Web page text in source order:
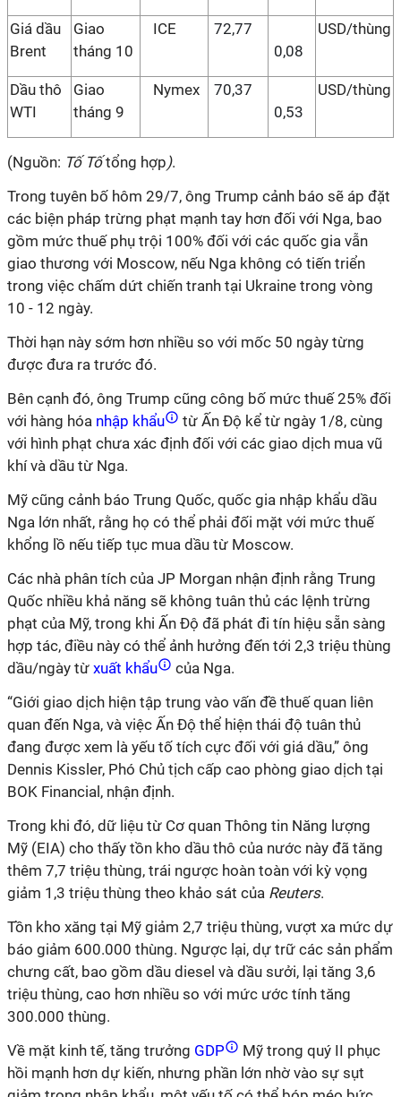
Giá dầu
Brent
Giao
tháng 10
ICE
72,77
0,08
USD/thùng
Dầu thô
WTI
Giao
tháng 9
Nymex
70,37
0,53
USD/thùng
(Nguồn: Tố Tốtổng hợp).
Trong tuyên bố hôm 29/7, ông Trump cảnh báo sẽ áp đặt
các biện pháp trừng phạt mạnh tay hơn đối với Nga, bao
gồm mức thuế phụ trội 100% đối với các quốc gia vẫn
giao thương với Moscow, nếu Nga không có tiến triển
trong việc chấm dứt chiến tranh tại Ukraine trong vòng
10 - 12 ngày.
Thời hạn này sớm hơn nhiều so với mốc 50 ngày từng
được đưa ra trước đó.
Bên cạnh đó, ông Trump cũng công bố mức thuế 25% đối
với hàng hóa nhập khẩu
từ Ấn Độ kể từ ngày 1/8, cùng
với hình phạt chưa xác định đối với các giao dịch mua vũ
khí và dầu từ Nga.
Mỹ cũng cảnh báo Trung Quốc, quốc gia nhập khẩu dầu
Nga lớn nhất, rằng họ có thể phải đối mặt với mức thuế
khổng lồ nếu tiếp tục mua dầu từ Moscow.
Các nhà phân tích của JP Morgan nhận định rằng Trung
Quốc nhiều khả năng sẽ không tuân thủ các lệnh trừng
phạt của Mỹ, trong khi Ấn Độ đã phát đi tín hiệu sẵn sàng
hợp tác, điều này có thể ảnh hưởng đến tới 2,3 triệu thùng
dầu/ngày từ xuất khẩu
của Nga.
“Giới giao dịch hiện tập trung vào vấn đề thuế quan liên
quan đến Nga, và việc Ấn Độ thể hiện thái độ tuân thủ
đang được xem là yếu tố tích cực đối với giá dầu,” ông
Dennis Kissler, Phó Chủ tịch cấp cao phòng giao dịch tại
BOK Financial, nhận định.
Trong khi đó, dữ liệu từ Cơ quan Thông tin Năng lượng
Mỹ (EIA) cho thấy tồn kho dầu thô của nước này đã tăng
thêm 7,7 triệu thùng, trái ngược hoàn toàn với kỳ vọng
giảm 1,3 triệu thùng theo khảo sát của Reuters.
Tồn kho xăng tại Mỹ giảm 2,7 triệu thùng, vượt xa mức dự
báo giảm 600.000 thùng. Ngược lại, dự trữ các sản phẩm
chưng cất, bao gồm dầu diesel và dầu sưởi, lại tăng 3,6
triệu thùng, cao hơn nhiều so với mức ước tính tăng
300.000 thùng.
Về mặt kinh tế, tăng trưởng GDP
Mỹ trong quý II phục
hồi mạnh hơn dự kiến, nhưng phần lớn nhờ vào sự sụt